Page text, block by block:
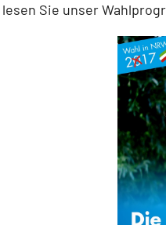
Sie unser